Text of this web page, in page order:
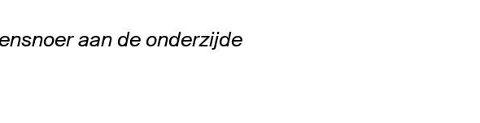
aan de onderzijde